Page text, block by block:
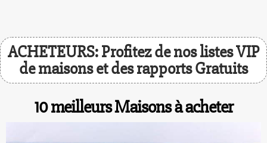
ACHETEURS: Profitez de nos listes VIP
de maisons et des rapports Gratuits
10 meilleurs Maisons à acheter